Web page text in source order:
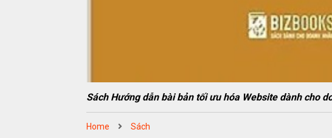
Sách Hướng dẫn bài bản tối ưu hóa Website dành cho
Home Sách